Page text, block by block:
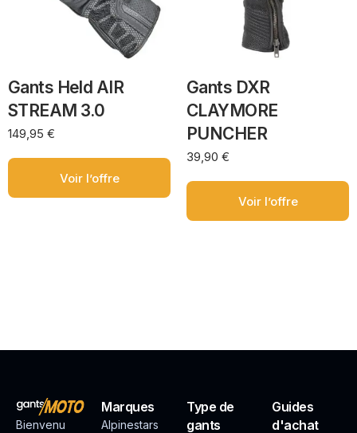
Gants Held AIR
STREAM 3.0
149,95 €
Voir l’offre
Gants DXR
CLAYMORE
PUNCHER
39,90 €
Voir l’offre
Bienvenu
Marques
Alpinestars
Type de
gants
Guides
d'achat